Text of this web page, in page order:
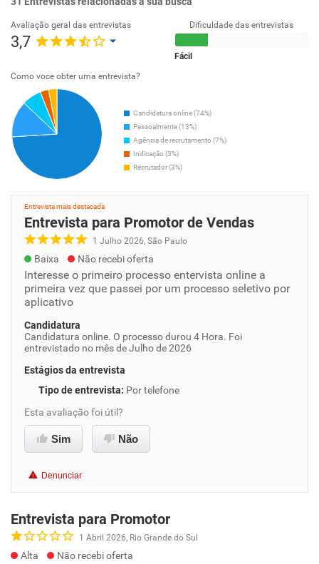
Avaliação geral das entrevistas
3,7
Dificuldade das entrevistas
Fácil
Como voce obter uma entrevista?
Candidatura online (74%)
Pessoalmente (13%)
Agência de recrutamento (7%)
Indicação (3%)
Recrutador (3%)
Entrevista mais destacada
Entrevista para Promotor de Vendas
1 Julho 2026, São Paulo
Baixa Não recebi oferta
Interesse o primeiro processo entervista online a
primeira vez que passei por um processo seletivo por
aplicativo
Candidatura
Candidatura online. O processo durou 4 Hora. Foi
entrevistado no mês de Julho de 2026
Estágios da entrevista
Tipo de entrevista: Por telefone
Esta avaliação foi útil?
Sim Não
Denunciar
Entrevista para Promotor
1 Abril 2026, Rio Grande do Sul
Alta Não recebi oferta